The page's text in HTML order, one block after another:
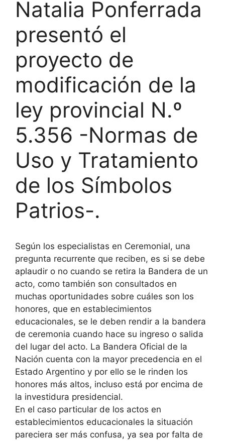
Natalia Ponferrada
presentó el
proyecto de
modificación de la
ley provincial N.º
5.356 -Normas de
Uso y Tratamiento
de los Símbolos
Patrios-.
Según los especialistas en Ceremonial, una
pregunta recurrente que reciben, es si se debe
aplaudir o no cuando se retira la Bandera de un
acto, como también son consultados en
muchas oportunidades sobre cuáles son los
honores, que en establecimientos
educacionales, se le deben rendir a la bandera
de ceremonia cuando hace su ingreso o salida
del lugar del acto. La Bandera Oficial de la
Nación cuenta con la mayor precedencia en el
Estado Argentino y por ello se le rinden los
honores más altos, incluso está por encima de
la investidura presidencial.
En el caso particular de los actos en
establecimientos educacionales la situación
pareciera ser más confusa, ya sea por falta de